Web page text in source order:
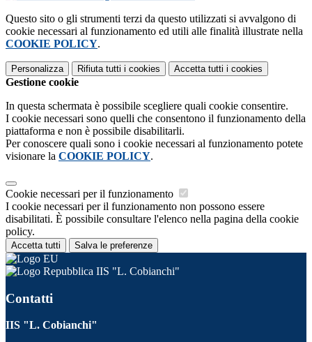
Questo sito o gli strumenti terzi da questo utilizzati si avvalgono di
cookie necessari al funzionamento ed utili alle finalità illustrate nella
COOKIE POLICY.
Personalizza Rifiuta tutti i cookies Accetta tutti i cookies
Gestione cookie
In questa schermata è possibile scegliere quali cookie consentire.
I cookie necessari sono quelli che consentono il funzionamento della
piattaforma e non è possibile disabilitarli.
Per conoscere quali sono i cookie necessari al funzionamento potete
visionare la COOKIE POLICY.
Cookie necessari per il funzionamento
I cookie necessari per il funzionamento non possono essere
disabilitati. È possibile consultare l'elenco nella pagina della cookie
policy.
Accetta tutti Salva le preferenze
IIS "L. Cobianchi"
Contatti
IIS "L. Cobianchi"